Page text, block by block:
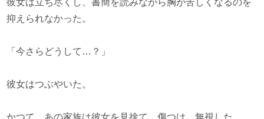
彼女は立ち尽くし、書簡を読みながら胸が苦しくなるのを
抑えられなかった。
「今さらどうして…？」
彼女はつぶやいた。
かつて、あの家族は彼女を見捨て、傷つけ、無視した。